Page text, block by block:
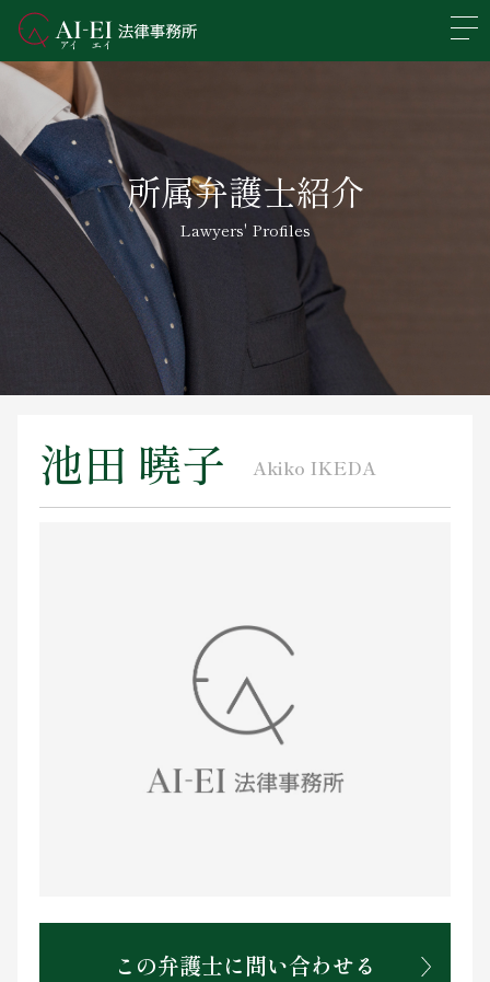
所属弁護士紹介
Lawyers' Profiles
池田 曉子 Akiko IKEDA
この弁護士に問い合わせる
業務分野
所属弁護士紹介
アクセス
お問い合わせ